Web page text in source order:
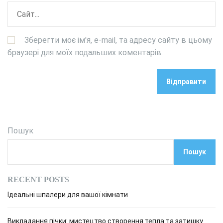
Зберегти моє ім'я, e-mail, та адресу сайту в цьому
браузері для моїх подальших коментарів.
Пошук
Пошук
RECENT POSTS
Ідеальні шпалери для вашої кімнати
Викладання пічки: мистецтво створення тепла та затишку